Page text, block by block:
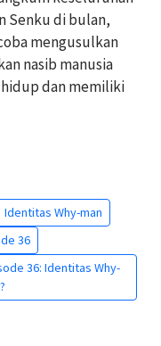
Senku di bulan,
mengusulkan
nasib manusia
dan memiliki
Identitas Why-man
36
36: Identitas Why-